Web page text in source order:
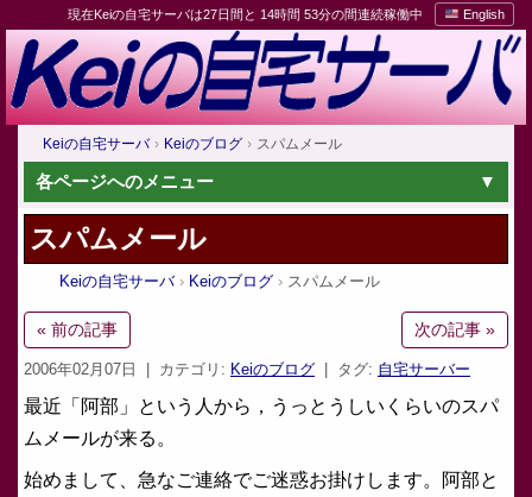
現在Keiの自宅サーバは27日間と 14時間 53分の間連続稼働中 English
Keiの自宅サーバ Keiのブログ スパムメール
各ページへのメニュー
スパムメール
Keiの自宅サーバ Keiのブログ スパムメール
« 前の記事 次の記事 »
2006年02月07日 | カテゴリ: Keiのブログ | タグ: 自宅サーバー
最近「阿部」という人から，うっとうしいくらいのスパ
ムメールが来る。
始めまして、急なご連絡でご迷惑お掛けします。阿部と